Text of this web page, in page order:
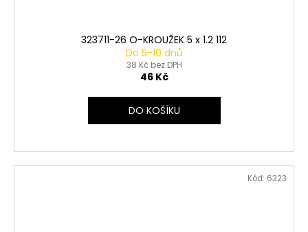
323711-26 O-KROUŽEK 5 x 1.2 112
Do 5-10 dnů
38 Kč bez DPH
46 Kč
DO KOŠÍKU
Kód: 6323